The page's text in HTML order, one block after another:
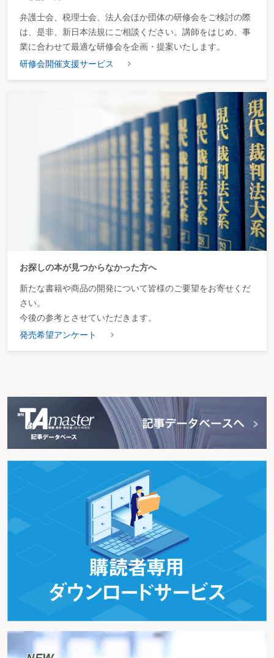
弁護士会、税理士会、法人会ほか団体の研修会をご検討の際
は、是非、新日本法規にご相談ください。講師をはじめ、事
業に合わせて最適な研修会を企画・提案いたします。
研修会開催支援サービス
お探しの本が見つからなかった方へ
新たな書籍や商品の開発について皆様のご要望をお寄せくだ
さい。
今後の参考とさせていただきます。
発売希望アンケート